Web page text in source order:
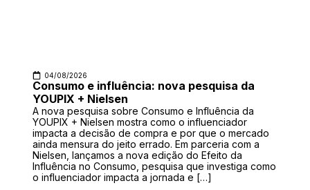
04/08/2026
Consumo e influência: nova pesquisa da
YOUPIX + Nielsen
A nova pesquisa sobre Consumo e Influência da
YOUPIX + Nielsen mostra como o influenciador
impacta a decisão de compra e por que o mercado
ainda mensura do jeito errado. Em parceria com a
Nielsen, lançamos a nova edição do Efeito da
Influência no Consumo, pesquisa que investiga como
o influenciador impacta a jornada e […]